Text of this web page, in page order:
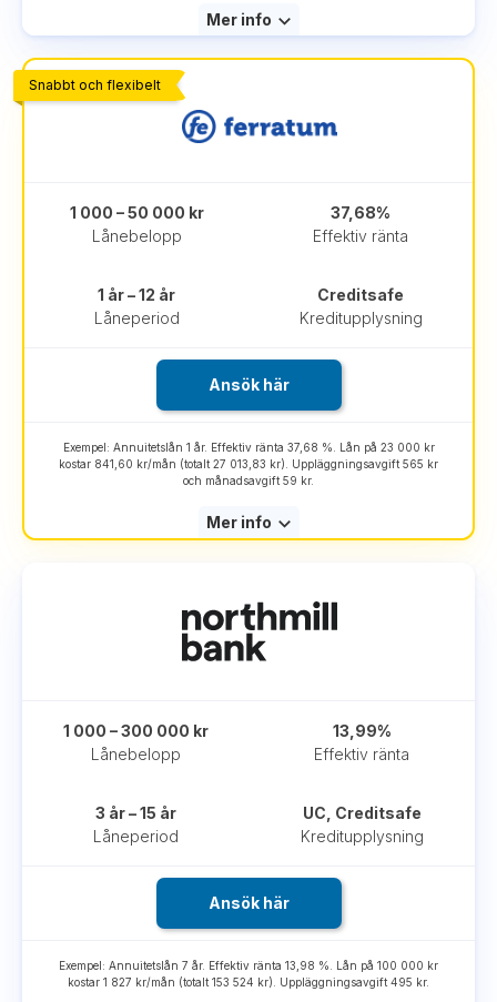
Mer info
Snabbt och flexibelt
Lånebelopp
1 000 – 50 000 kr
Effektiv ränta
37,68%
Låneperiod
1 år – 12 år
Kreditupplysning
Creditsafe
Ansök här
Exempel: Annuitetslån 1 år. Effektiv ränta 37,68 %. Lån på 23 000 kr
kostar 841,60 kr/mån (totalt 27 013,83 kr). Uppläggningsavgift 565 kr
och månadsavgift 59 kr.
Mer info
Lånebelopp
1 000 – 300 000 kr
Effektiv ränta
13,99%
Låneperiod
3 år – 15 år
Kreditupplysning
UC, Creditsafe
Ansök här
Exempel: Annuitetslån 7 år. Effektiv ränta 13,98 %. Lån på 100 000 kr
kostar 1 827 kr/mån (totalt 153 524 kr). Uppläggningsavgift 495 kr.